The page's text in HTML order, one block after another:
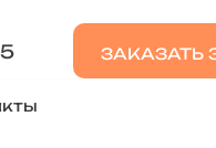
ЗАКАЗАТЬ